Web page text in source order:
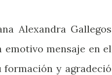
Alexandra Gallegos
mensaje en el
y agradeció